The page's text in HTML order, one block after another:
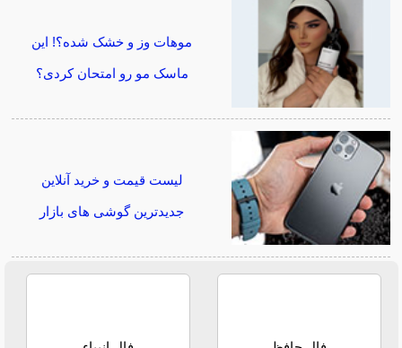
موهات وز و خشک شده؟! این
ماسک مو رو امتحان کردی؟
لیست قیمت و خرید آنلاین
جدیدترین گوشی های بازار